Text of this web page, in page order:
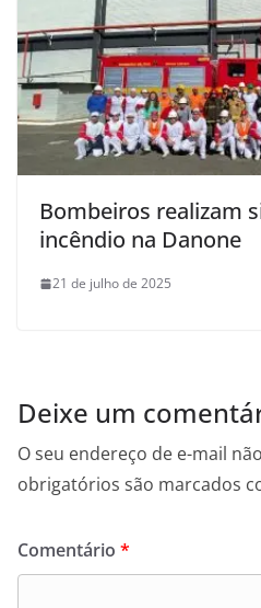
Bombeiros realizam
incêndio na Danone
21 de julho de 2025
Deixe um
O seu endereço de e-mail
obrigatórios são marcados
Comentário *